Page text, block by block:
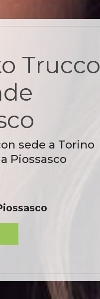
Trucco
sede a Torino
Piossasco